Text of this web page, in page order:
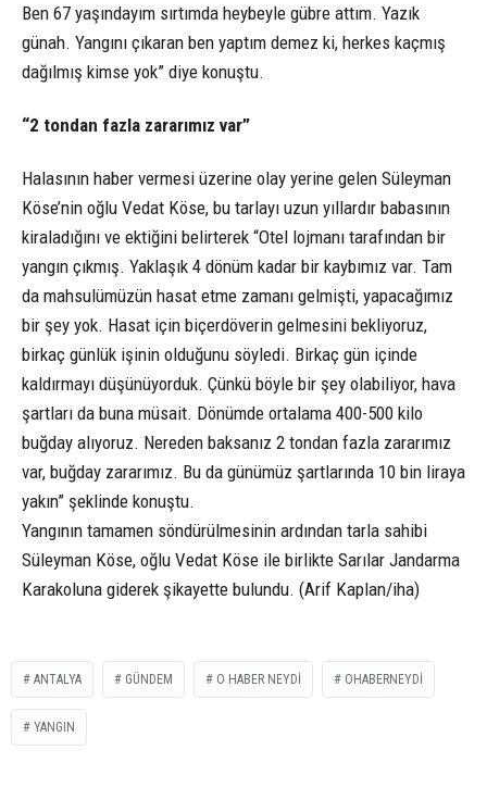
Ben 67 yaşındayım sırtımda heybeyle gübre attım. Yazık
günah. Yangını çıkaran ben yaptım demez ki, herkes kaçmış
dağılmış kimse yok” diye konuştu.
“2 tondan fazla zararımız var”
Halasının haber vermesi üzerine olay yerine gelen Süleyman
Köse’nin oğlu Vedat Köse, bu tarlayı uzun yıllardır babasının
kiraladığını ve ektiğini belirterek “Otel lojmanı tarafından bir
yangın çıkmış. Yaklaşık 4 dönüm kadar bir kaybımız var. Tam
da mahsulümüzün hasat etme zamanı gelmişti, yapacağımız
bir şey yok. Hasat için biçerdöverin gelmesini bekliyoruz,
birkaç günlük işinin olduğunu söyledi. Birkaç gün içinde
kaldırmayı düşünüyorduk. Çünkü böyle bir şey olabiliyor, hava
şartları da buna müsait. Dönümde ortalama 400-500 kilo
buğday alıyoruz. Nereden baksanız 2 tondan fazla zararımız
var, buğday zararımız. Bu da günümüz şartlarında 10 bin liraya
yakın” şeklinde konuştu.
Yangının tamamen söndürülmesinin ardından tarla sahibi
Süleyman Köse, oğlu Vedat Köse ile birlikte Sarılar Jandarma
Karakoluna giderek şikayette bulundu. (Arif Kaplan/iha)
ANTALYA GÜNDEM O HABER NEYDI OHABERNEYDİ
YANGIN